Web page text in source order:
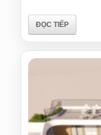
ĐỌC TIẾP